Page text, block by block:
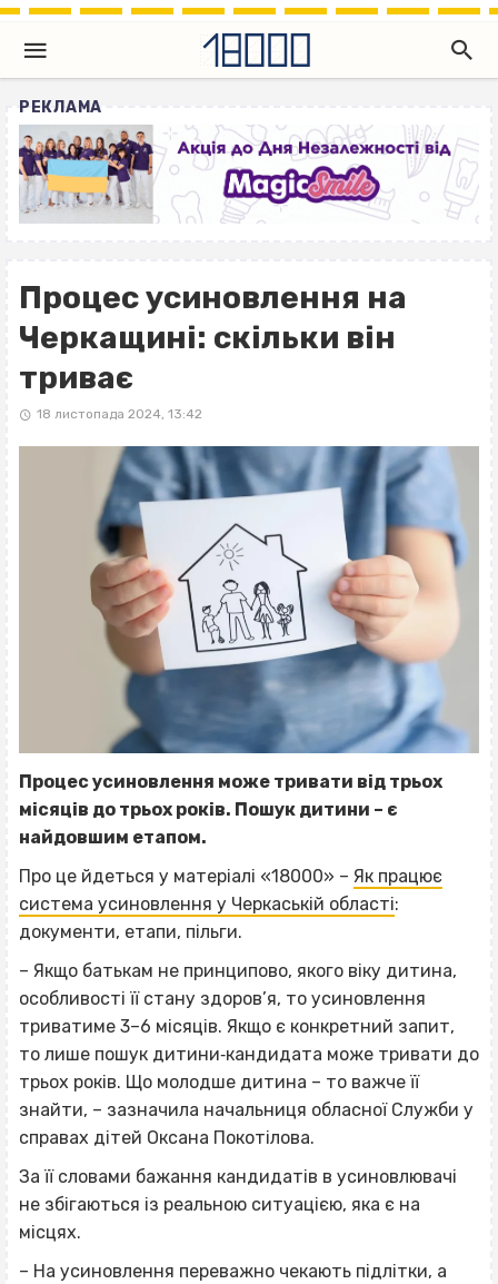
РЕКЛАМА
Процес усиновлення на
Черкащині: скільки він
триває
18 листопада 2024, 13:42
Процес усиновлення може тривати від трьох
місяців до трьох років. Пошук дитини – є
найдовшим етапом.
Про це йдеться у матеріалі «18000» – Як працює
система усиновлення у Черкаській області:
документи, етапи, пільги.
– Якщо батькам не принципово, якого віку дитина,
особливості її стану здоров’я, то усиновлення
триватиме 3–6 місяців. Якщо є конкретний запит,
то лише пошук дитини‐кандидата може тривати до
трьох років. Що молодше дитина – то важче її
знайти, – зазначила начальниця обласної Служби у
справах дітей Оксана Покотілова.
За її словами бажання кандидатів в усиновлювачі
не збігаються із реальною ситуацією, яка є на
місцях.
– На усиновлення переважно чекають підлітки, а